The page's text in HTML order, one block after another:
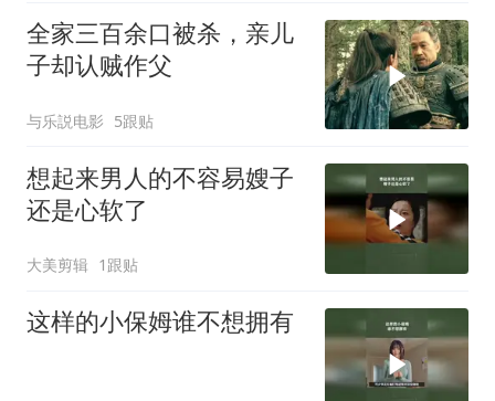
全家三百余口被杀，亲儿
子却认贼作父
与乐説电影 5跟贴
想起来男人的不容易嫂子
还是心软了
大美剪辑 1跟贴
这样的小保姆谁不想拥有